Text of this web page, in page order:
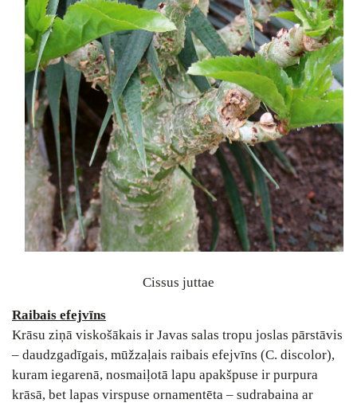
Cissus juttae
Raibais efejvīns
Krāsu ziņā viskošākais ir Javas salas tropu joslas pārstāvis
– daudzgadīgais, mūžzaļais raibais efejvīns (C. discolor),
kuram iegarenā, nosmaiļotā lapu apakšpuse ir purpura
krāsā, bet lapas virspuse ornamentēta – sudrabaina ar